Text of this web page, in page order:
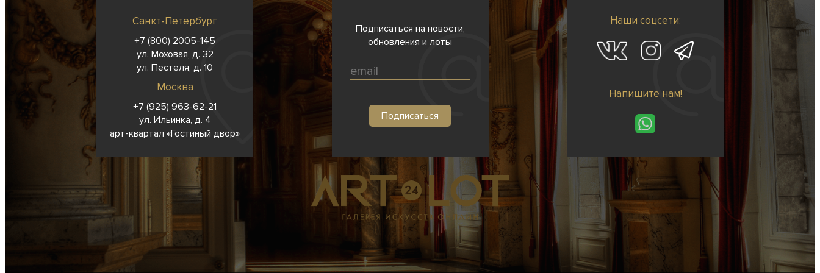
Санкт-Петербург
+7 (800) 2005-145
ул. Моховая, д. 32
ул. Пестеля, д. 10
Москва
+7 (925) 963-62-21
ул. Ильинка, д. 4
арт-квартал «Гостиный двор»
Подписаться на новости,
обновления и лоты
Наши соцсети:
Напишите нам!